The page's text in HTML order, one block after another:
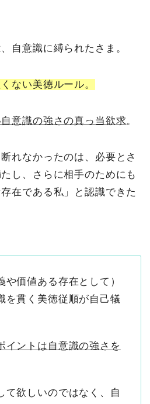
自意識に縛られたさま。
ない美徳ルール。
意識の強さの真っ当欲求。
れなかったのは、必要とさ
し、さらに相手のためにも
在である私」と認識できた
や価値ある存在として）
を貫く美徳従順が自己犠
イントは自意識の強さを
て欲しいのではなく、自